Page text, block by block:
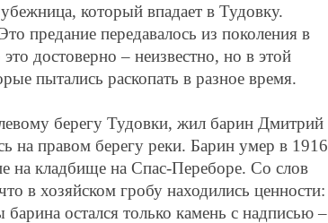
который впадает в Тудовку.
предание передавалось из поколения в
достоверно – неизвестно, но в этой
пытались раскопать в разное время.
берегу Тудовки, жил барин Дмитрий
на правом берегу реки. Барин умер в 1916
на кладбище на Спас-Переборе. Со слов
в хозяйском гробу находились ценности:
остался только камень с надписью –